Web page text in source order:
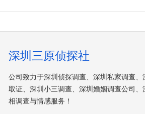
深圳三原侦探社
公司致力于深圳侦探调查、深圳私家调查
取证、深圳小三调查、深圳婚姻调查公司
相调查与情感服务！